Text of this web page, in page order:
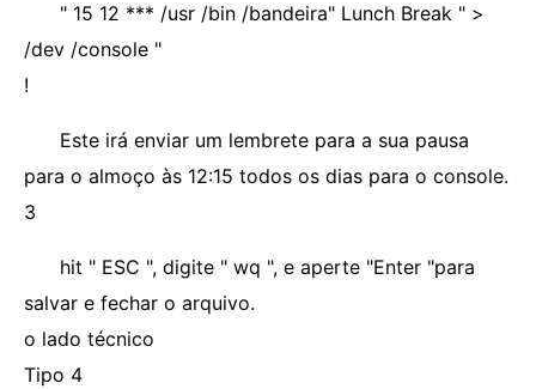
" 15 12 *** /usr /bin /bandeira" Lunch Break " >
/dev /console "
!
Este irá enviar um lembrete para a sua pausa
para o almoço às 12:15 todos os dias para o console.
3
hit " ESC ", digite " wq ", e aperte "Enter "para
salvar e fechar o arquivo.
o lado técnico
Tipo 4